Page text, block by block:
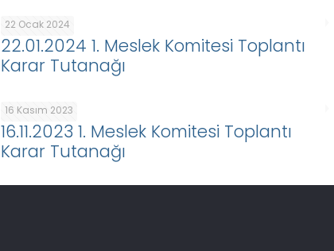
22 Ocak 2024
22.01.2024 1. Meslek Komitesi Toplantı
Karar Tutanağı
16 Kasım 2023
16.11.2023 1. Meslek Komitesi Toplantı
Karar Tutanağı